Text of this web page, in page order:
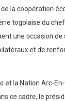
la coopération
togolaise du chef
une occasion de
et de
et la Nation Arc-
ce cadre, le